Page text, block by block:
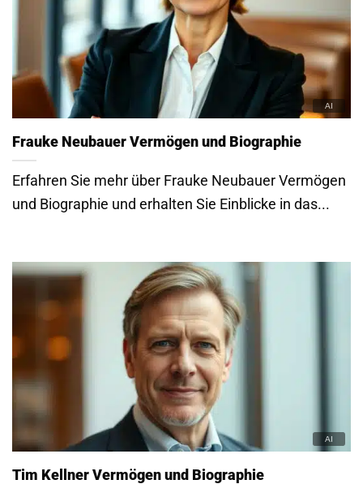
Frauke Neubauer Vermögen und Biographie
Erfahren Sie mehr über Frauke Neubauer Vermögen
und Biographie und erhalten Sie Einblicke in das...
Tim Kellner Vermögen und Biographie